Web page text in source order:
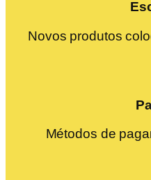
Novos produtos
Métodos de